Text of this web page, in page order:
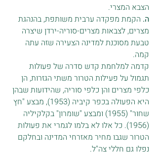
הצבא המצרי.
ה. הקמת מפקדה ערבית משותפת, בהנהגת
מצרים, לצבאות מצרים-סוריה-ירדן שיצרה
טבעת מסוכנת למדינה הצעירה שזה עתה
קמה.
קדמה למלחמת קדש סדרה של פעולות
תגמול על פעילות הטרור משתי הגזרות, הן
כלפי מצרים והן כלפי סוריה, שהידועות שבהן
היא הפעולה בכפר קיביה (1953), מבצע "חץ
שחור" (1955) ומבצע "שומרון" בקלקיליה
(1956). כל אלו לא בלמו לגמרי את פעולות
הטרור שגבו מחיר מאזרחי המדינה ובחלקם
נפלו גם חללי צה"ל.